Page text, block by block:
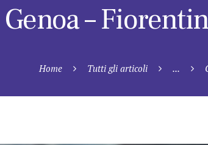
Genoa –
Home Tutti gli articoli ...